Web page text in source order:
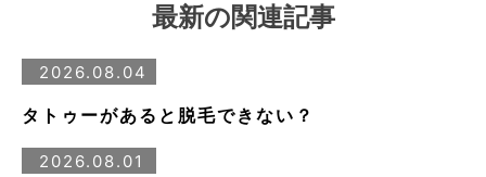
最新の関連記事
2026.08.04
タトゥーがあると脱毛できない？
2026.08.01